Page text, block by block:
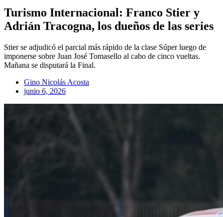
Turismo Internacional: Franco Stier y
Adrián Tracogna, los dueños de las series
Stier se adjudicó el parcial más rápido de la clase Súper luego de
imponerse sobre Juan José Tomasello al cabo de cinco vueltas.
Mañana se disputará la Final.
Gino Nicolás Acosta
junio 6, 2026